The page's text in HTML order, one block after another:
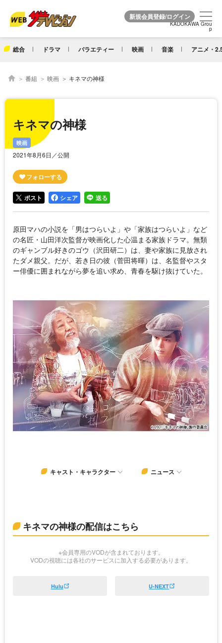
KADOKAWA Grou
p
総合 ドラマ バラエティー 映画 音楽 アニメ・
KADOKAWA Grou
p
番組 映画 キネマの神様
キネマの神様
映画
2021年8月6日／公開
ポスト シェア 送る
原田マハの小説を「男はつらいよ」や「家族はつらいよ」など
の名匠・山田洋次監督が映画化した心温まる家族ドラマ。無類
のギャンブル好きのゴウ（沢田研二）は、妻や家族に見放され
たダメ親父。だが、若き日の彼（菅田将暉）は、名監督やスタ
ー俳優に囲まれながら夢を追い求め、青春を駆け抜けていた。
キャスト・キャラクター ニュース
キネマの神様の配信はこちら
※会員専用のVODが含まれております。
VODの視聴には各社のサービスに加入する必要があります。
Hulu U-NEXT